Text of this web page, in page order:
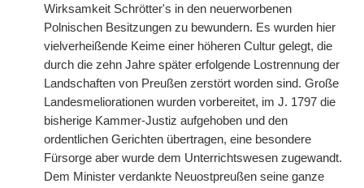
Wirksamkeit Schrötter's in den neuerworbenen
Polnischen Besitzungen zu bewundern. Es wurden hier
vielverheißende Keime einer höheren Cultur gelegt, die
durch die zehn Jahre später erfolgende Lostrennung der
Landschaften von Preußen zerstört worden sind. Große
Landesmeliorationen wurden vorbereitet, im J. 1797 die
bisherige Kammer-Justiz aufgehoben und den
ordentlichen Gerichten übertragen, eine besondere
Fürsorge aber wurde dem Unterrichtswesen zugewandt.
Dem Minister verdankte Neuostpreußen seine ganze